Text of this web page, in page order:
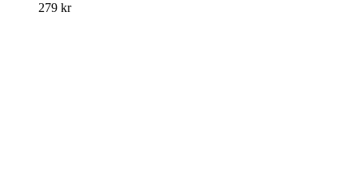
279 kr